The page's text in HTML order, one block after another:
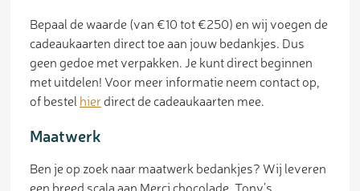
Bepaal de waarde (van €10 tot €250) en wij voegen de
cadeaukaarten direct toe aan jouw bedankjes. Dus
geen gedoe met verpakken. Je kunt direct beginnen
met uitdelen! Voor meer informatie neem contact op,
of bestel hierdirect de cadeaukaarten mee.
Maatwerk
Ben je op zoek naar maatwerk bedankjes? Wij leveren
een breed scala aan Merci chocolade, Tony’s